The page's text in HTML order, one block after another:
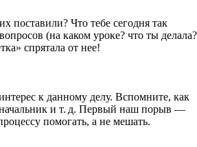
поставили? Что тебе сегодня так
(на каком уроке? что ты делала?
спрятала от нее!
к данному делу. Вспомните, как
и т. д. Первый наш порыв —
помогать, а не мешать.